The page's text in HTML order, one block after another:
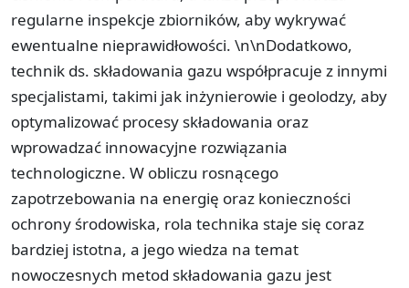
regularne inspekcje zbiorników, aby wykrywać
ewentualne nieprawidłowości. \n\nDodatkowo,
technik ds. składowania gazu współpracuje z innymi
specjalistami, takimi jak inżynierowie i geolodzy, aby
optymalizować procesy składowania oraz
wprowadzać innowacyjne rozwiązania
technologiczne. W obliczu rosnącego
zapotrzebowania na energię oraz konieczności
ochrony środowiska, rola technika staje się coraz
bardziej istotna, a jego wiedza na temat
nowoczesnych metod składowania gazu jest